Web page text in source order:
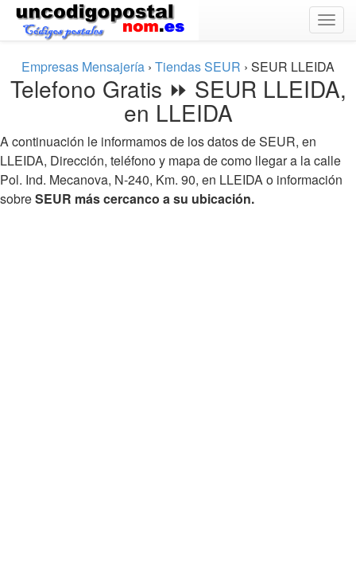
Empresas Mensajería › Tiendas SEUR › SEUR LLEIDA
Telefono Gratis ⏩ SEUR LLEIDA,
en LLEIDA
A continuación le informamos de los datos de SEUR, en
LLEIDA, Dirección, teléfono y mapa de como llegar a la calle
Pol. Ind. Mecanova, N-240, Km. 90, en LLEIDA o información
sobreSEUR más cercanco a su ubicación.